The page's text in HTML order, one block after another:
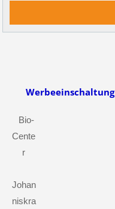
Werbeeinschaltung
Bio-
Cente
r
Johan
niskra